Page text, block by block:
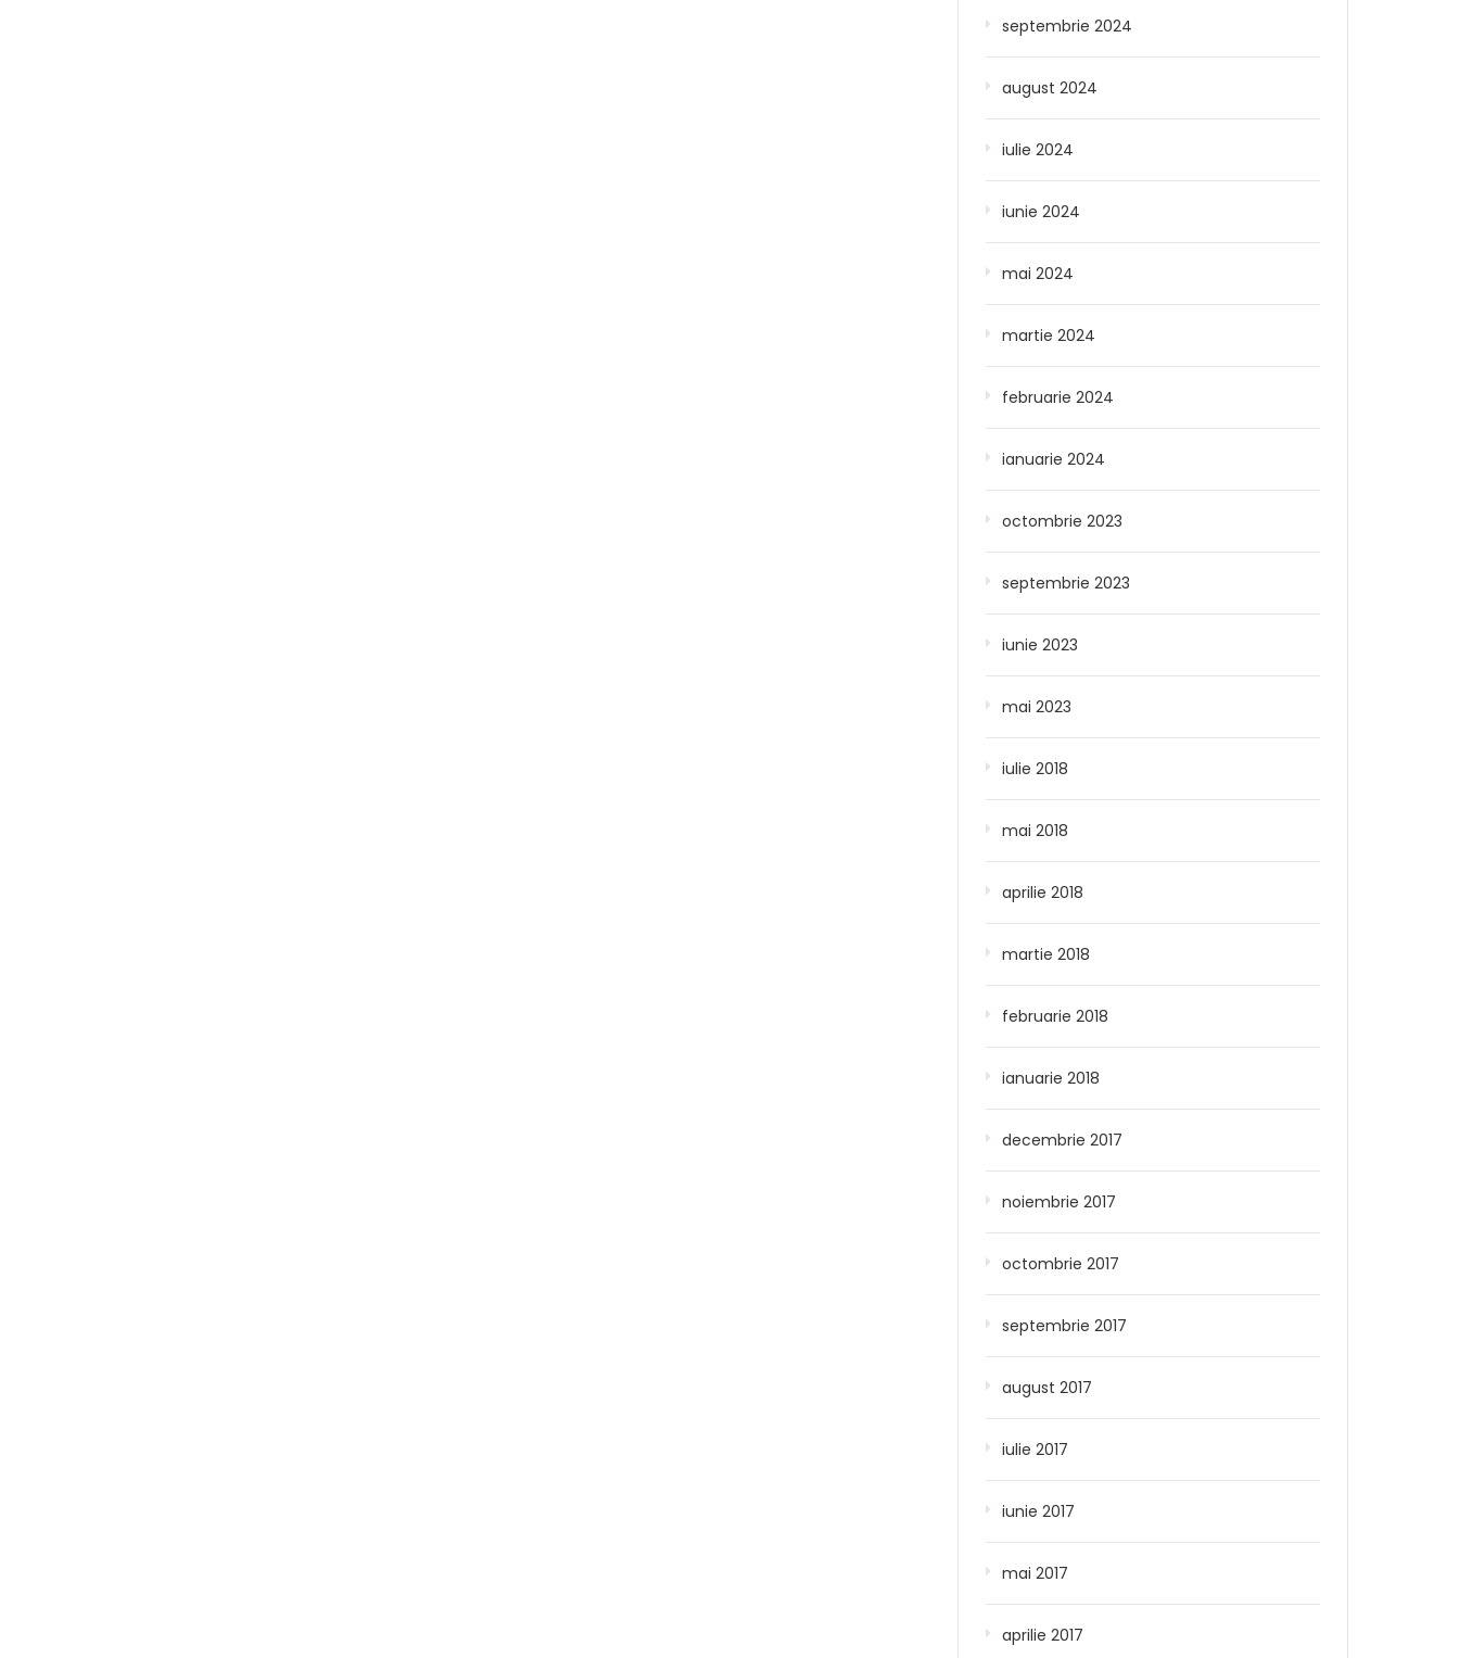
septembrie 2024
august 2024
iulie 2024
iunie 2024
mai 2024
martie 2024
februarie 2024
ianuarie 2024
octombrie 2023
septembrie 2023
iunie 2023
mai 2023
iulie 2018
mai 2018
aprilie 2018
martie 2018
februarie 2018
ianuarie 2018
decembrie 2017
noiembrie 2017
octombrie 2017
septembrie 2017
august 2017
iulie 2017
iunie 2017
mai 2017
aprilie 2017